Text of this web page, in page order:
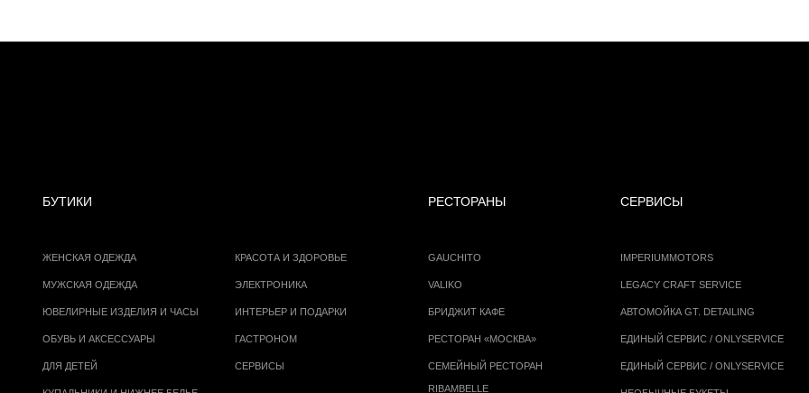
БУТИКИ
ЖЕНСКАЯ ОДЕЖДА
МУЖСКАЯ ОДЕЖДА
ЮВЕЛИРНЫЕ ИЗДЕЛИЯ И ЧАСЫ
ОБУВЬ И АКСЕССУАРЫ
ДЛЯ ДЕТЕЙ
КРАСОТА И ЗДОРОВЬЕ
ЭЛЕКТРОНИКА
ИНТЕРЬЕР И ПОДАРКИ
ГАСТРОНОМ
СЕРВИСЫ
РЕСТОРАНЫ
GAUCHITO
VALIKO
БРИДЖИТ КАФЕ
РЕСТОРАН «МОСКВА»
СЕМЕЙНЫЙ РЕСТОРАН
RIBAMBELLE
СЕРВИСЫ
IMPERIUMMOTORS
LEGACY CRAFT SERVICE
АВТОМОЙКА GT. DETAILING
ЕДИНЫЙ СЕРВИС / ONLYSERVICE
ЕДИНЫЙ СЕРВИС / ONLYSERVICE